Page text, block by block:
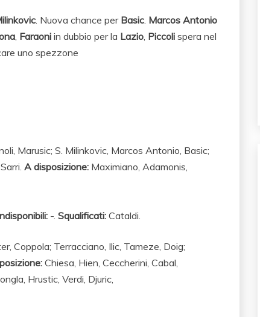
. Nuova chance per Basic. Marcos Antonio
, Faraoni in dubbio per la Lazio, Piccoli spera nel
uno spezzone
Marusic; S. Milinkovic, Marcos Antonio, Basic;
Sarri. A disposizione: Maximiano, Adamonis,
-. Squalificati: Cataldi.
Coppola; Terracciano, Ilic, Tameze, Doig;
Chiesa, Hien, Ceccherini, Cabal,
Hrustic, Verdi, Djuric,